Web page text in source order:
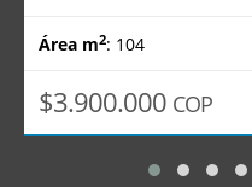
Área m2: 104
$3.900.000 COP